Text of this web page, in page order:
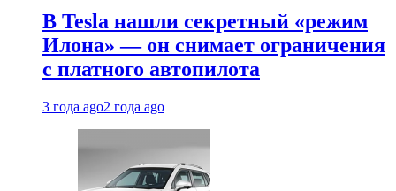
В Tesla нашли секретный «режим
Илона» — он снимает ограничения
с платного автопилота
3 года ago2 года ago